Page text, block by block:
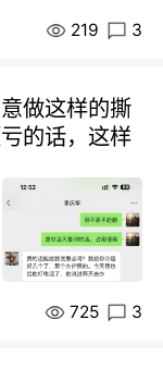
219 3
做这样的撕
的话，这样
725 3